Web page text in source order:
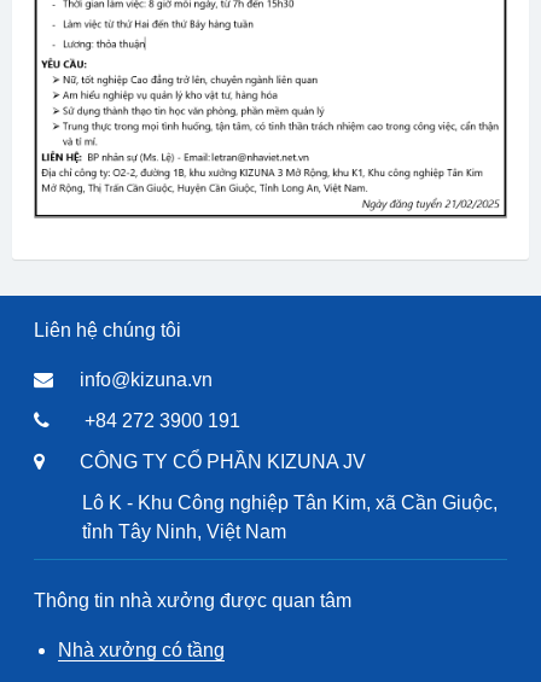
Liên hệ chúng tôi
info@kizuna.vn
+84 272 3900 191
CÔNG TY CỔ PHẦN KIZUNA JV
Lô K - Khu Công nghiệp Tân Kim, xã Cần Giuộc,
tỉnh Tây Ninh, Việt Nam
Thông tin nhà xưởng được quan tâm
Nhà xưởng có tầng